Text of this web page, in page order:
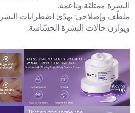
البشرة ممتلئة وناعمة.
ملطّف وإصلاحي: يهدّئ اضطرابات
ويوازن حالات البشرة الحسّاسة.